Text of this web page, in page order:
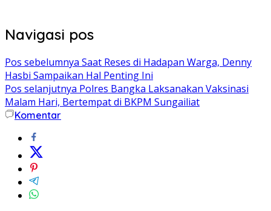
Navigasi pos
Pos sebelumnya Saat Reses di Hadapan Warga, Denny
Hasbi Sampaikan Hal Penting Ini
Pos selanjutnya Polres Bangka Laksanakan Vaksinasi
Malam Hari, Bertempat di BKPM Sungailiat
Komentar